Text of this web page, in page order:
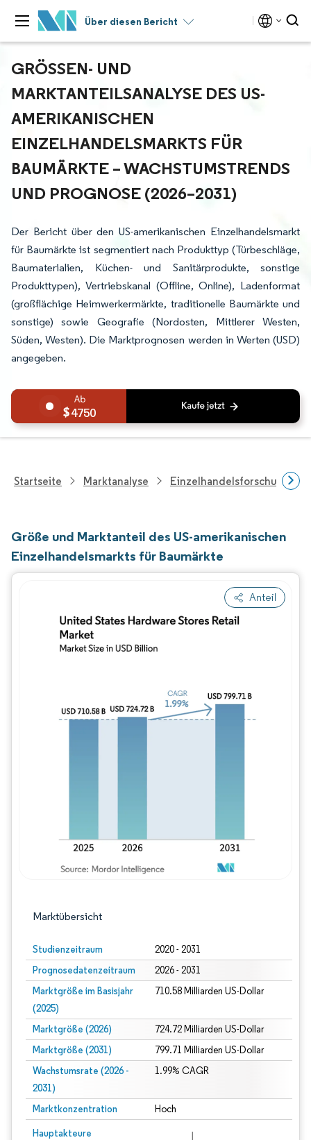
Über diesen Bericht
GRÖSSEN- UND M
ARKTANTEILSANALYSE DES US-A
MERIKANISCHEN E
INZELHANDELSMARKTS FÜR B
AUMÄRKTE – WACHSTUMSTRENDS U
ND PROGNOSE (2026–2031)
Der Bericht über den US-amerikanischen Einzelhandelsmarkt
für Baumärkte ist segmentiert nach Produkttyp (Türbeschläge,
Baumaterialien, Küchen- und Sanitärprodukte, sonstige
Produkttypen), Vertriebskanal (Offline, Online), Ladenformat
(großflächige Heimwerkermärkte, traditionelle Baumärkte und
sonstige) sowie Geografie (Nordosten, Mittlerer Westen,
Süden, Westen). Die Marktprognosen werden in Werten (USD)
angegeben.
4750
Startseite Marktanalyse Einzelhandelsforschung
Größe und Marktanteil des US-amerikanischen
Einzelhandelsmarkts für Baumärkte
Anteil
Marktübersicht
Studienzeitraum 2020 - 2031
Prognosedatenzeitraum 2026 - 2031
Marktgröße im Basisjahr
(2025)
710.58 Milliarden US-Dollar
Marktgröße (2026) 724.72 Milliarden US-Dollar
Marktgröße (2031) 799.71 Milliarden US-Dollar
Wachstumsrate (2026 -
2031)
1.99% CAGR
Marktkonzentration Hoch
Hauptakteure
Bild © Mordor Intelligence. Wiederverwendung erfordert Namensnennung